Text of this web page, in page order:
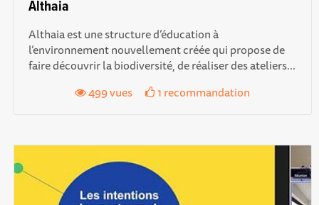
Althaia
Althaia est une structure d’éducation à
l’environnement nouvellement créée qui propose de
faire découvrir la biodiversité, de réaliser des ateliers...
499 vues
1 recommandation